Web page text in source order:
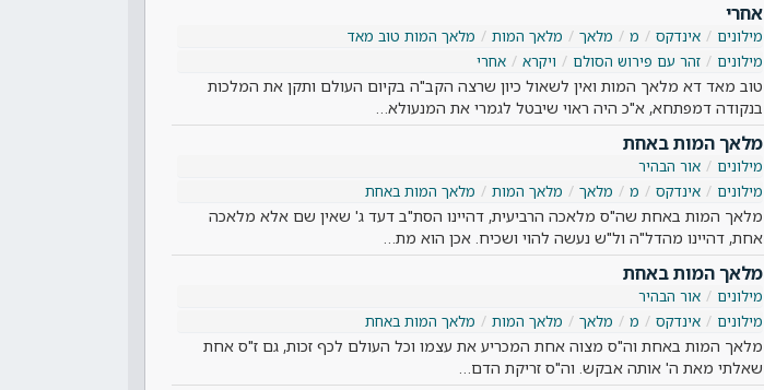
אחרי
מילונים אינדקס מ מלאך מלאך המות
מלאך המות טוב מאד
מילונים
זהר עם פירוש הסולם ויקרא אחרי
טוב מאד דא מלאך המות ואין לשאול כיון שרצה הקב"ה בקיום העולם ותקן את המלכות
בנקודה דמפתחא, א"כ היה ראוי שיבטל לגמרי את המנעולא…
מלאך המות באחת
מילונים
אור הבהיר
מילונים
אינדקס מ מלאך מלאך המות מלאך המות באחת
מלאך המות באחת שה"ס מלאכה הרביעית, דהיינו הסת"ב דעד ג' שאין שם אלא מלאכה
אחת, דהיינו מהדל"ה ול"ש נעשה להוי ושכיח. אכן הוא מת…
מלאך המות באחת
מילונים
אור הבהיר
מילונים
אינדקס מ מלאך מלאך המות מלאך המות באחת
מלאך המות באחת וה"ס מצוה אחת המכריע את עצמו וכל העולם לכף זכות, גם ז"ס אחת
שאלתי מאת ה' אותה אבקש. וה"ס זריקת הדם…